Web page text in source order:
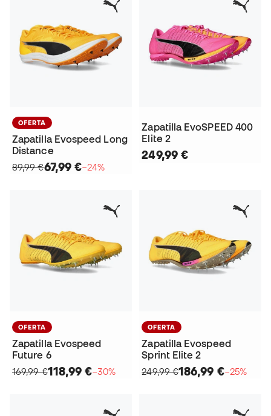
OFERTA
Zapatilla Evospeed Long
Distance
89,99 €67,99 €−24%
Zapatilla EvoSPEED 400
Elite 2
249,99 €
OFERTA
Zapatilla Evospeed
Future 6
169,99 €118,99 €−30%
OFERTA
Zapatilla Evospeed
Sprint Elite 2
249,99 €186,99 €−25%